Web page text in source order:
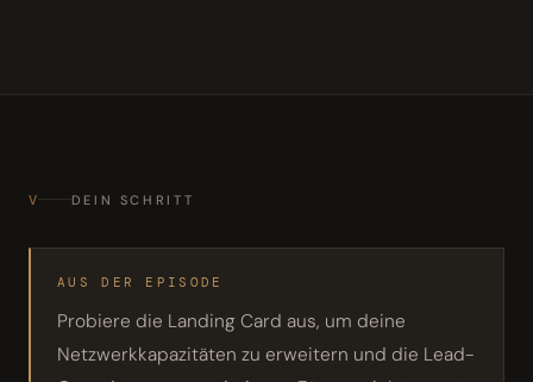
V DEIN SCHRITT
AUS DER EPISODE
Probiere die Landing Card aus, um deine
Netzwerkkapazitäten zu erweitern und die Lead-